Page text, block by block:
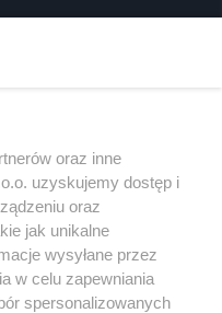
oraz inne
uzyskujemy dostęp i
oraz
jak unikalne
wysyłane przez
w celu zapewniania
spersonalizowanych